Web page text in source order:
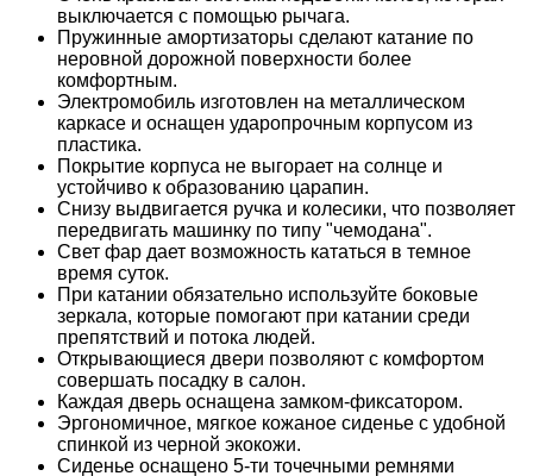
выключается с помощью рычага.
Пружинные амортизаторы сделают катание по
неровной дорожной поверхности более
комфортным.
Электромобиль изготовлен на металлическом
каркасе и оснащен ударопрочным корпусом из
пластика.
Покрытие корпуса не выгорает на солнце и
устойчиво к образованию царапин.
Снизу выдвигается ручка и колесики, что позволяет
передвигать машинку по типу "чемодана".
Свет фар дает возможность кататься в темное
время суток.
При катании обязательно используйте боковые
зеркала, которые помогают при катании среди
препятствий и потока людей.
Открывающиеся двери позволяют с комфортом
совершать посадку в салон.
Каждая дверь оснащена замком-фиксатором.
Эргономичное, мягкое кожаное сиденье с удобной
спинкой из черной экокожи.
Сиденье оснащено 5-ти точечными ремнями